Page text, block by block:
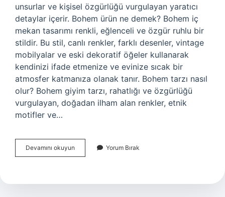
unsurlar ve kişisel özgürlüğü vurgulayan yaratıcı
detaylar içerir. Bohem ürün ne demek? Bohem iç
mekan tasarımı renkli, eğlenceli ve özgür ruhlu bir
stildir. Bu stil, canlı renkler, farklı desenler, vintage
mobilyalar ve eski dekoratif öğeler kullanarak
kendinizi ifade etmenize ve evinize sıcak bir
atmosfer katmanıza olanak tanır. Bohem tarzı nasıl
olur? Bohem giyim tarzı, rahatlığı ve özgürlüğü
vurgulayan, doğadan ilham alan renkler, etnik
motifler ve…
Devamını okuyun
Eşya
Yorum Bırak